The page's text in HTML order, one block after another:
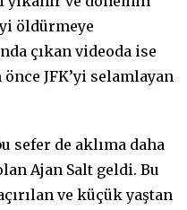
öldürmeye
çıkan videoda ise
JFK’yi selamlayan
sefer de aklıma daha
Ajan Salt geldi. Bu
ve küçük yaştan